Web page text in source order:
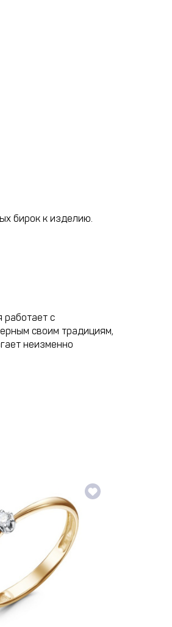
бирок к изделию.
с
своим традициям,
неизменно